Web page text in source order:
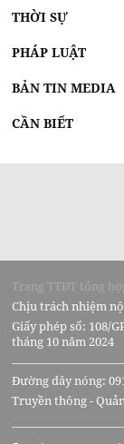
THỜI SỰ
PHÁP LUẬT
BẢN TIN MEDIA
CẦN BIẾT
Trang TTĐT tổng
Chịu trách nhiệm
Giấy phép số: 108/
tháng 10 năm 2024
Đường dây nóng:
Truyền thông -